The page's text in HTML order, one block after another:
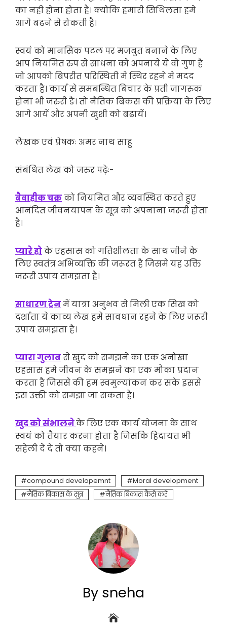
का नही होना होता है। क्योकि हमारी सिथिलता हमे
आगे बढने से रोकती है।
स्वयं को मानसिक पटल पर मजबुत बनाने के लिए
आप नियमित रुप से साधना को अपनाये ये वो गुण है
जो आपको बिपरीत परिस्थिती मे स्थिर रहने मे मदद
करता है। कार्य से समबन्धित बिचार के प्रती जागरुक
होना भी जरुरी ङै। तो नैतिक बिकस की प्रक्रिया के लिए
आगे आयें और अपनी खुशी को बढायें।
लेेखक एवं प्रेषकः अमर नाथ साहु
संबंधित लेख को जरुर पढ़ेः-
बैवाहीक चक्रको नियमित और व्यवस्थित करते हुए
आनंदित जीवनयापन के सूत्र को अपनाना जरूरी होता
है।
प्यारे होके एहसास को गतिशीलता के साथ जीने के
लिए स्वतंत्र अभिव्यक्ति की जरूरत है जिसमे यह उक्ति
जरूरी उपाय समझता है।
साधारण ट्रेनमें यात्रा अनुभव से मिली एक सिख को
दर्शाता ये काव्य लेख हमे सावधान रहने के लिए जरूरी
उपाय समझता है।
प्यारा गुलाबसे खुद को समझने का एक अनोखा
एहसास हमे जीवन के समझने का एक मौका प्रदान
करता है जिससे की हम स्वमुल्यांकन कर सके इससे
इस उक्ती को समझा जा सकता है।
खुद को संभालनेके लिए एक कार्य योजना के साथ
स्वयं को तैयार करना होता है जिसकि हिदायत भी
सहेली दे दे तो क्या कहने।
compound developemnt
Moral development
नैतिक बिकास के सुत्र
नैतिक बिकास कैसे करे
By sneha